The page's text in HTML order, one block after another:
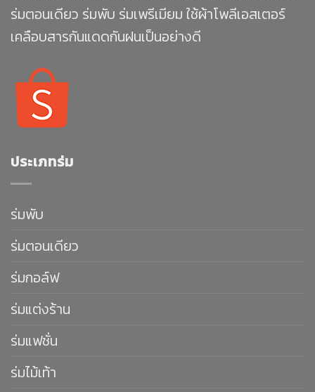
ร่มตอนเดียว ร่มพับ ร่มเพรีเมียม ใช้ผ้าโพลีเอสเตอร์
เคลือบสารกันแดดกันฝนเป็นอย่างดี
ประเภทร่ม
ร่มพับ
ร่มตอนเดียว
ร่มกอล์ฟ
ร่มแต่งร้าน
ร่มแฟชั่น
ร่มไม้เท้า